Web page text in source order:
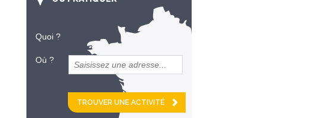
Quoi ?
Où ?
et